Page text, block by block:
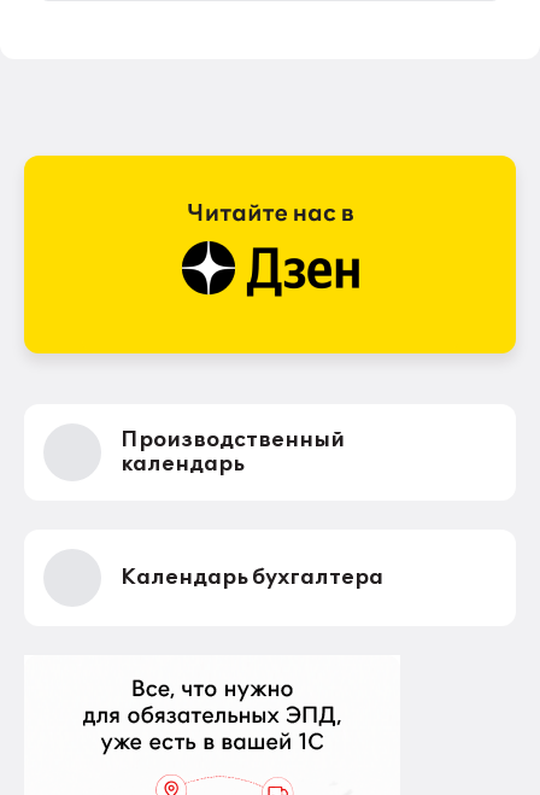
Производственный
календарь
Календарь бухгалтера